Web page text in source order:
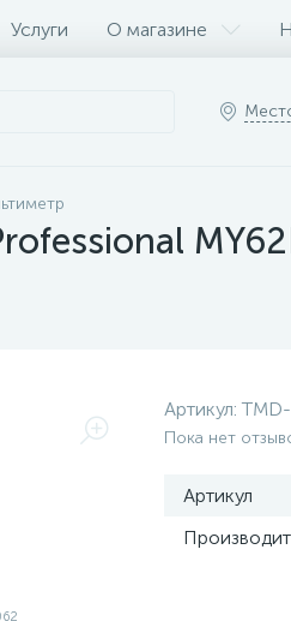
Услуги О магазине
Артикул:
Пока нет
Артикул